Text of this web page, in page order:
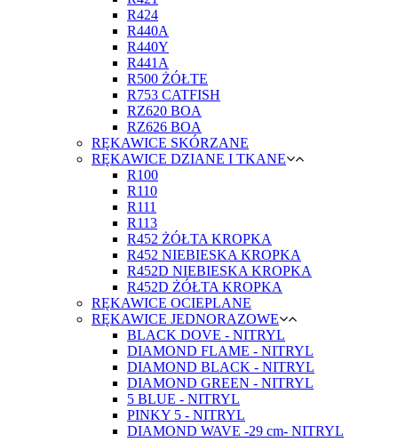
R424
R440A
R440Y
R441A
R500 ŻÓŁTE
R753 CATFISH
RZ620 BOA
RZ626 BOA
RĘKAWICE SKÓRZANE
RĘKAWICE DZIANE I TKANE
R100
R110
R111
R113
R452 ŻÓŁTA KROPKA
R452 NIEBIESKA KROPKA
R452D NIEBIESKA KROPKA
R452D ŻÓŁTA KROPKA
RĘKAWICE OCIEPLANE
RĘKAWICE JEDNORAZOWE
BLACK DOVE - NITRYL
DIAMOND FLAME - NITRYL
DIAMOND BLACK - NITRYL
DIAMOND GREEN - NITRYL
5 BLUE - NITRYL
PINKY 5 - NITRYL
DIAMOND WAVE -29 cm- NITRYL